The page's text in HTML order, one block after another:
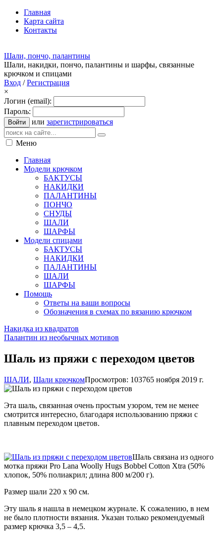
Главная
Карта сайта
Контакты
Шали, пончо, палантины
Шали, накидки, пончо, палантины и шарфы, связанные
крючком и спицами
Вход /Регистрация
×
Логин (email):
Пароль:
Войти или зарегистрироваться
Меню
Главная
Модели крючком
БАКТУСЫ
НАКИДКИ
ПАЛАНТИНЫ
ПОНЧО
СНУДЫ
ШАЛИ
ШАРФЫ
Модели спицами
БАКТУСЫ
НАКИДКИ
ПАЛАНТИНЫ
ШАЛИ
ШАРФЫ
Помощь
Ответы на ваши вопросы
Обозначения в схемах по вязанию крючком
Накидка из квадратов
Палантин из необычных мотивов
Шаль из пряжи с переходом цветов
ШАЛИ, Шали крючкомПросмотров: 103765 ноября 2019 г.
Эта шаль, связанная очень простым узором, тем не менее
смотрится интересно, благодаря использованию пряжи с
плавным переходом цветов.
Шаль связана из одного
мотка пряжи Pro Lana Woolly Hugs Bobbel Cotton Xtra (50%
хлопок, 50% полиакрил; длина 800 м/200 г).
Размер шали 220 х 90 см.
Эту шаль я нашла в немецком журнале. К сожалению, в нем
не было плотности вязания. Указан только рекомендуемый
размер крючка 3,5 – 4,5.